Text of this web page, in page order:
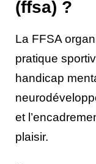
(ffsa) ?
La FFSA
pratique
handicap
et
plaisir.